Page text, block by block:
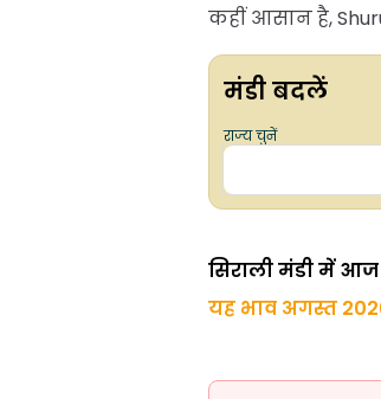
कहीं आसान है,
मंडी बदलें
राज्य चुनें
सिराली मंडी में आज
यह भाव अगस्त